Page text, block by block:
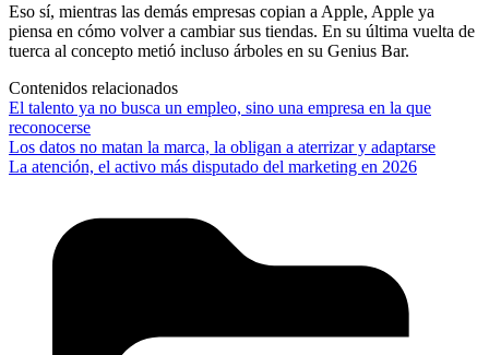
Eso sí, mientras las demás empresas copian a Apple, Apple ya
piensa en cómo volver a cambiar sus tiendas. En su última vuelta de
tuerca al concepto metió incluso árboles en su Genius Bar.
Contenidos relacionados
El talento ya no busca un empleo, sino una empresa en la que
reconocerse
Los datos no matan la marca, la obligan a aterrizar y adaptarse
La atención, el activo más disputado del marketing en 2026